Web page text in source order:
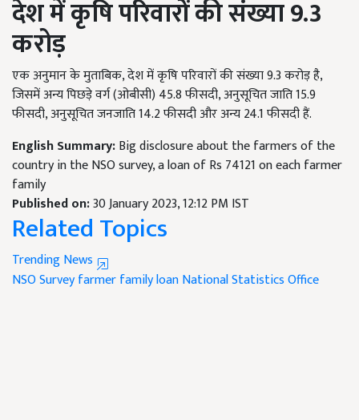
देश में कृषि परिवारों की संख्या 9.3
करोड़
एक अनुमान के मुताबिक, देश में कृषि परिवारों की संख्या 9.3 करोड़ है,
जिसमें अन्य पिछड़े वर्ग (ओबीसी) 45.8 फीसदी, अनुसूचित जाति 15.9
फीसदी, अनुसूचित जनजाति 14.2 फीसदी और अन्य 24.1 फीसदी हैं.
English Summary:Big disclosure about the farmers of the
country in the NSO survey, a loan of Rs 74121 on each farmer
family
Published on:30 January 2023, 12:12 PM IST
Related Topics
Trending News
NSO Surveyfarmer family loanNational Statistics Office